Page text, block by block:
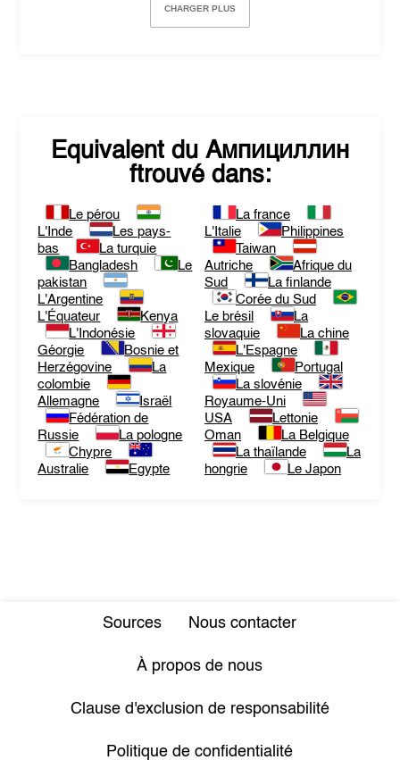
CHARGER PLUS
Equivalent du Ампициллин
ftrouvé dans:
Le pérou
L'Inde
Les pays-
bas
La turquie
Bangladesh
Le
pakistan
L'Argentine
L'Équateur
Kenya
L'Indonésie
Géorgie
Bosnie et
Herzégovine
La
colombie
Allemagne
Israël
Fédération de
Russie
La pologne
Chypre
Australie
Egypte
La france
L'Italie
Philippines
Taiwan
Autriche
Afrique du
Sud
La finlande
Corée du Sud
Le brésil
La
slovaquie
La chine
L'Espagne
Mexique
Portugal
La slovénie
Royaume-Uni
USA
Lettonie
Oman
La Belgique
La thaïlande
La
hongrie
Le Japon
Sources Nous contacter
À propos de nous
Clause d'exclusion de responsabilité
Politique de confidentialité